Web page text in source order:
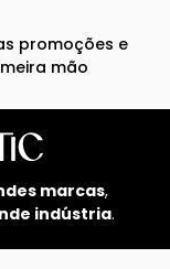
promoções e
mão
marcas,
indústria.